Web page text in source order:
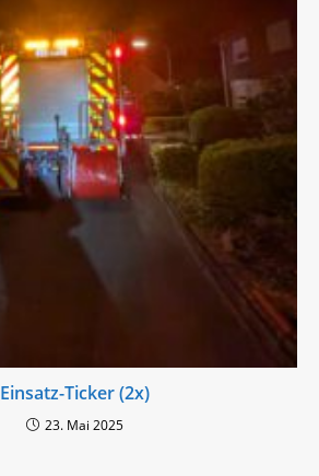
Einsatz-Ticker (2x)
23. Mai 2025